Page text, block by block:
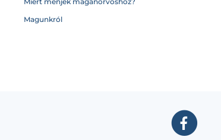
Magunkról